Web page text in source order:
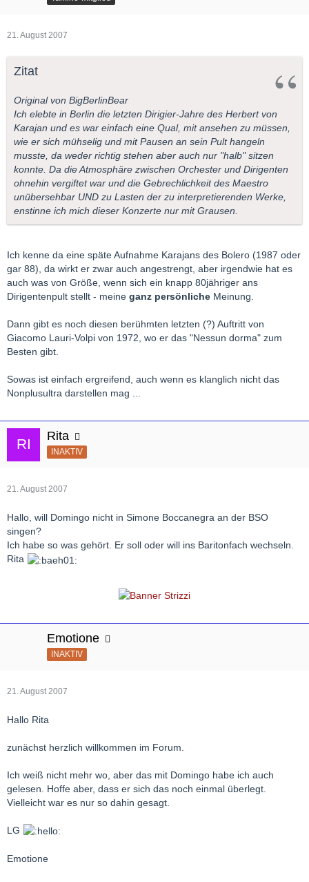
21. August 2007
Zitat
Original von BigBerlinBear
Ich elebte in Berlin die letzten Dirigier-Jahre des Herbert von
Karajan und es war einfach eine Qual, mit ansehen zu müssen,
wie er sich mühselig und mit Pausen an sein Pult hangeln
musste, da weder richtig stehen aber auch nur "halb" sitzen
konnte. Da die Atmosphäre zwischen Orchester und Dirigenten
ohnehin vergiftet war und die Gebrechlichkeit des Maestro
unübersehbar UND zu Lasten der zu interpretierenden Werke,
enstinne ich mich dieser Konzerte nur mit Grausen.
Ich kenne da eine späte Aufnahme Karajans des Bolero (1987 oder
gar 88), da wirkt er zwar auch angestrengt, aber irgendwie hat es
auch was von Größe, wenn sich ein knapp 80jähriger ans
Dirigentenpult stellt - meine ganz persönliche Meinung.
Dann gibt es noch diesen berühmten letzten (?) Auftritt von
Giacomo Lauri-Volpi von 1972, wo er das "Nessun dorma" zum
Besten gibt.
Sowas ist einfach ergreifend, auch wenn es klanglich nicht das
Nonplusultra darstellen mag ...
Rita
INAKTIV
21. August 2007
Hallo, will Domingo nicht in Simone Boccanegra an der BSO
singen?
Ich habe so was gehört. Er soll oder will ins Baritonfach wechseln.
Rita
Emotione
INAKTIV
21. August 2007
Hallo Rita
zunächst herzlich willkommen im Forum.
Ich weiß nicht mehr wo, aber das mit Domingo habe ich auch
gelesen. Hoffe aber, dass er sich das noch einmal überlegt.
Vielleicht war es nur so dahin gesagt.
LG
Emotione